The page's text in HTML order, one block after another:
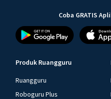
Coba GRATIS
Produk Ruangguru
Ruangguru
Roboguru Plus